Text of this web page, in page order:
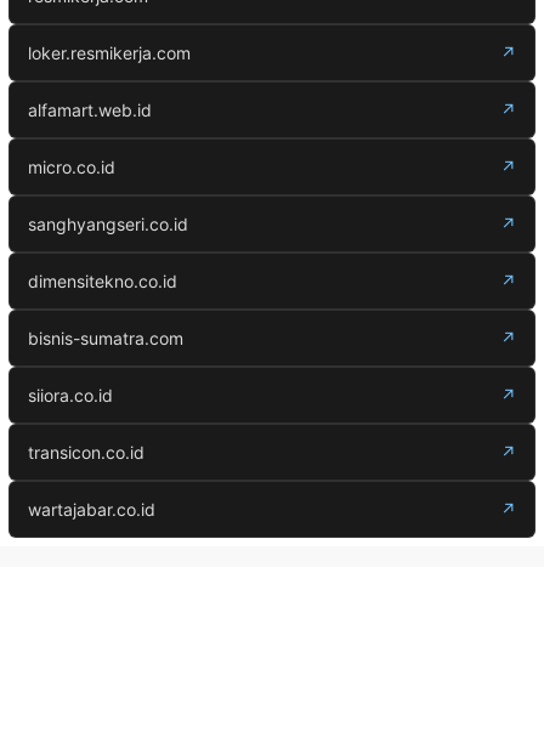
loker.resmikerja.com ↗
alfamart.web.id ↗
micro.co.id ↗
sanghyangseri.co.id ↗
dimensitekno.co.id ↗
bisnis-sumatra.com ↗
siiora.co.id ↗
transicon.co.id ↗
wartajabar.co.id ↗